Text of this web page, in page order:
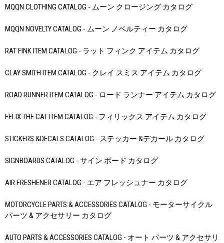
MQQN CLOTHING CATALOG - ムーン クロージング カタログ
MQQN NOVELTY CATALOG - ムーン ノベルティー カタログ
RAT FINK ITEM CATALOG - ラット フィンク アイテム カタログ
CLAY SMITH ITEM CATALOG - クレイ スミス アイテム カタログ
ROAD RUNNER ITEM CATALOG - ロード ランナー アイテム カタログ
FELIX THE CAT ITEM CATALOG - フィリックス アイテム カタログ
STICKERS &DECALS CATALOG - ステッカー &デカール カタログ
SIGNBOARDS CATALOG - サイン ボード カタログ
AIR FRESHENER CATALOG - エア フレッシュナー カタログ
MOTORCYCLE PARTS & ACCESSORIES CATALOG - モーターサイクル
パーツ & アクセサリー カタログ
AUTO PARTS & ACCESSORIES CATALOG - オート パーツ & アクセサリ